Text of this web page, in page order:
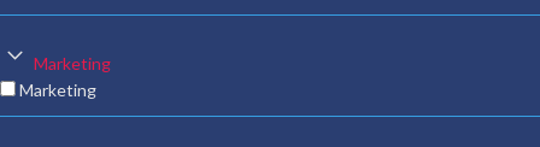
Marketing
Marketing